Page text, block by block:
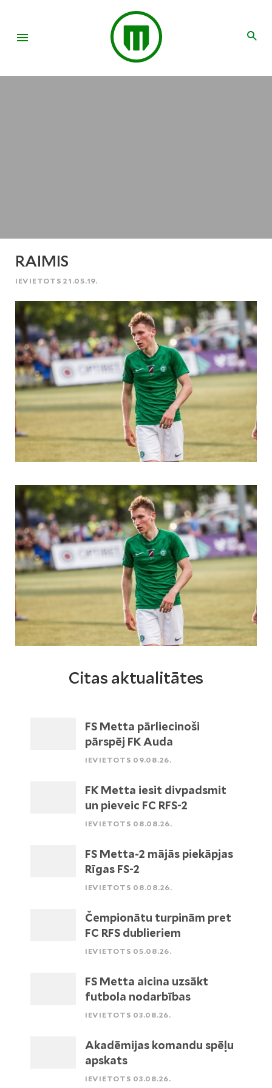
RAIMIS
IEVIETOTS 21.05.19.
Citas aktualitātes
FS Metta pārliecinoši
pārspēj FK Auda
IEVIETOTS 09.08.26.
FK Metta iesit divpadsmit
un pieveic FC RFS-2
IEVIETOTS 08.08.26.
FS Metta-2 mājās piekāpjas
Rīgas FS-2
IEVIETOTS 08.08.26.
Čempionātu turpinām pret
FC RFS dublieriem
IEVIETOTS 05.08.26.
FS Metta aicina uzsākt
futbola nodarbības
IEVIETOTS 03.08.26.
Akadēmijas komandu spēļu
apskats
IEVIETOTS 03.08.26.